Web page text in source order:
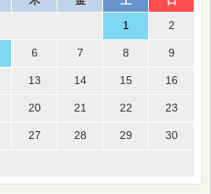
1 2
6 7 8 9
13 14 15 16
20 21 22 23
27 28 29 30